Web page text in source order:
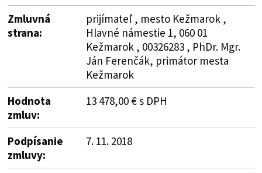
Zmluvná
strana:
prijímateľ , mesto Kežmarok ,
Hlavné námestie 1, 060 01
Kežmarok , 00326283 , PhDr. Mgr.
Ján Ferenčák, primátor mesta
Kežmarok
Hodnota
zmluv:
13 478,00 € s DPH
Podpísanie
zmluvy:
7. 11. 2018